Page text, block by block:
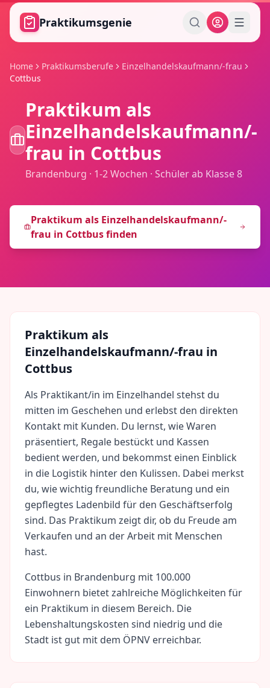
Zum Hauptinhalt springen
Praktikumsgenie
Home Praktikumsberufe
Einzelhandelskaufmann/-frau
Cottbus
Praktikum als
Einzelhandelskaufmann/-
frau in Cottbus
Brandenburg · 1-2 Wochen · Schüler ab Klasse 8
Praktikum als Einzelhandelskaufmann/-
frau in Cottbusfinden
Praktikum als
Einzelhandelskaufmann/-frau in
Cottbus
Als Praktikant/in im Einzelhandel stehst du
mitten im Geschehen und erlebst den direkten
Kontakt mit Kunden. Du lernst, wie Waren
präsentiert, Regale bestückt und Kassen
bedient werden, und bekommst einen Einblick
in die Logistik hinter den Kulissen. Dabei merkst
du, wie wichtig freundliche Beratung und ein
gepflegtes Ladenbild für den Geschäftserfolg
sind. Das Praktikum zeigt dir, ob du Freude am
Verkaufen und an der Arbeit mit Menschen
hast.
Cottbus in Brandenburg mit 100.000
Einwohnern bietet zahlreiche Möglichkeiten für
ein Praktikum in diesem Bereich. Die
Lebenshaltungskosten sind niedrig und die
Stadt ist gut mit dem ÖPNV erreichbar.